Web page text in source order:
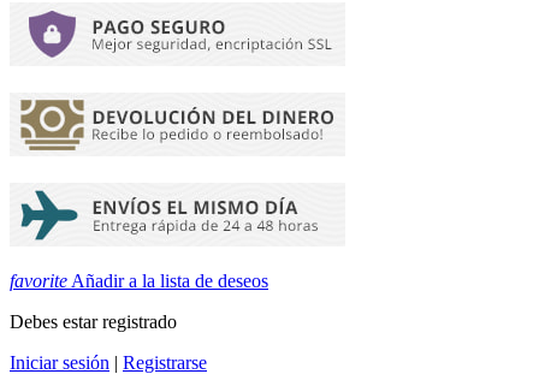
favorite Añadir a la lista de deseos
Debes estar registrado
Iniciar sesión | Registrarse